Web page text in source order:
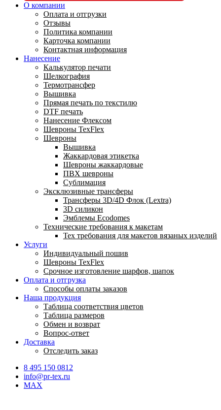
О компании
Оплата и отгрузки
Отзывы
Политика компании
Карточка компании
Контактная информация
Нанесение
Калькулятор печати
Шелкография
Термотрансфер
Вышивка
Прямая печать по текстилю
DTF печать
Нанесение Флексом
Шевроны TexFlex
Шевроны
Вышивка
Жаккардовая этикетка
Шевроны жаккардовые
ПВХ шевроны
Сублимация
Эксклюзивные трансферы
Трансферы 3D/4D Флок (Lextra)
3D силикон
Эмблемы Ecodomes
Технические требования к макетам
Тех требования для макетов вязаных изделий
Услуги
Индивидуальный пошив
Шевроны TexFlex
Срочное изготовление шарфов, шапок
Оплата и отгрузка
Способы оплаты заказов
Наша продукция
Таблица соответствия цветов
Таблица размеров
Обмен и возврат
Вопрос-ответ
Доставка
Отследить заказ
8 495 150 0812
info@pr-tex.ru
MAX